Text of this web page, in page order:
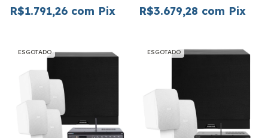
R$1.791,26 com Pix R$3.679,28 com Pix
ESGOTADO ESGOTADO